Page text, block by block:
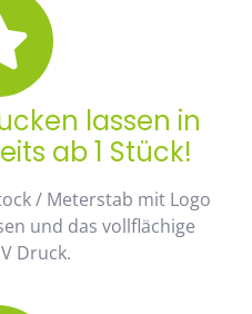
lassen in
ab 1 Stück!
/ Meterstab mit Logo
und das vollflächige
Druck.